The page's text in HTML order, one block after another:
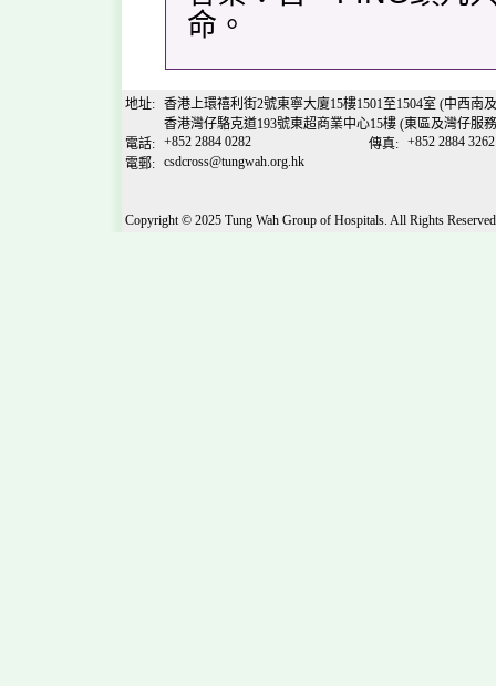
命。
地址: 香港上環禧利街2號東寧大廈15樓1501至1504室 (中西南
香港灣仔駱克道193號東超商業中心15樓 (東區及灣仔服
電話: +852 2884 0282 傳真: +852 2884 3262
電郵: csdcross@tungwah.org.hk
Copyright © 2025 Tung Wah Group of Hospitals. All Rights